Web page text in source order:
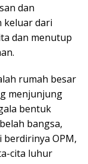
dan
keluar dari
dan menutup
rumah besar
menjunjung
bentuk
bangsa,
berdirinya OPM,
cita luhur